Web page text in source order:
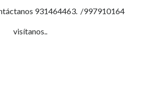
931464463. /997910164
visítanos..